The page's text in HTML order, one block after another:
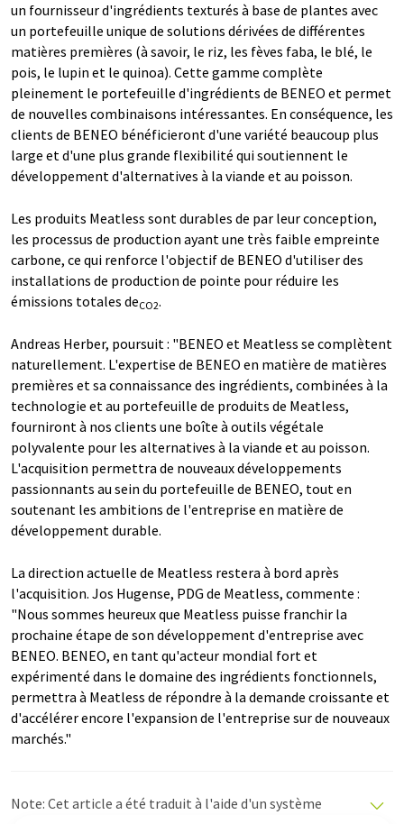
un fournisseur d'ingrédients texturés à base de plantes avec
un portefeuille unique de solutions dérivées de différentes
matières premières (à savoir, le riz, les fèves faba, le blé, le
pois, le lupin et le quinoa). Cette gamme complète
pleinement le portefeuille d'ingrédients de BENEO et permet
de nouvelles combinaisons intéressantes. En conséquence, les
clients de BENEO bénéficieront d'une variété beaucoup plus
large et d'une plus grande flexibilité qui soutiennent le
développement d'alternatives à la viande et au poisson.
Les produits Meatless sont durables de par leur conception,
les processus de production ayant une très faible empreinte
carbone, ce qui renforce l'objectif de BENEO d'utiliser des
installations de production de pointe pour réduire les
émissions totales deCO2.
Andreas Herber, poursuit : "BENEO et Meatless se complètent
naturellement. L'expertise de BENEO en matière de matières
premières et sa connaissance des ingrédients, combinées à la
technologie et au portefeuille de produits de Meatless,
fourniront à nos clients une boîte à outils végétale
polyvalente pour les alternatives à la viande et au poisson.
L'acquisition permettra de nouveaux développements
passionnants au sein du portefeuille de BENEO, tout en
soutenant les ambitions de l'entreprise en matière de
développement durable.
La direction actuelle de Meatless restera à bord après
l'acquisition. Jos Hugense, PDG de Meatless, commente :
"Nous sommes heureux que Meatless puisse franchir la
prochaine étape de son développement d'entreprise avec
BENEO. BENEO, en tant qu'acteur mondial fort et
expérimenté dans le domaine des ingrédients fonctionnels,
permettra à Meatless de répondre à la demande croissante et
d'accélérer encore l'expansion de l'entreprise sur de nouveaux
marchés."
Note: Cet article a été traduit à l'aide d'un système